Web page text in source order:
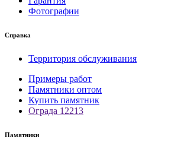
Фотографии
Справка
Территория обслуживания
Примеры работ
Памятники оптом
Купить памятник
Ограда 12213
Памятники